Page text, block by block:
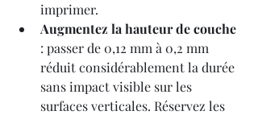
imprimer.
Augmentez la hauteur de couche
: passer de 0,12 mm à 0,2 mm
réduit considérablement la durée
sans impact visible sur les
surfaces verticales. Réservez les